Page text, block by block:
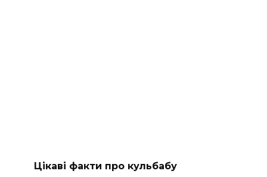
Цікаві факти про кульбабу